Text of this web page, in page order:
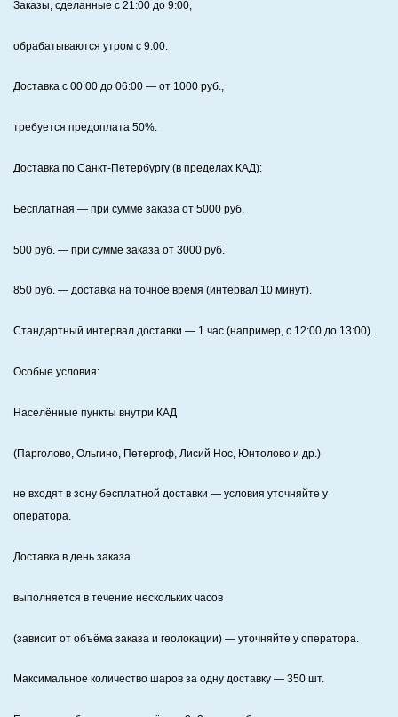
Заказы, сделанные с 21:00 до 9:00,
обрабатываются утром с 9:00.
Доставка с 00:00 до 06:00 — от 1000 руб.,
требуется предоплата 50%.
Доставка по Санкт‑Петербургу (в пределах КАД):
Бесплатная — при сумме заказа от 5000 руб.
500 руб. — при сумме заказа от 3000 руб.
850 руб. — доставка на точное время (интервал 10 минут).
Стандартный интервал доставки — 1 час (например, с 12:00 до 13:00).
Особые условия:
Населённые пункты внутри КАД
(Парголово, Ольгино, Петергоф, Лисий Нос, Юнтолово и др.)
не входят в зону бесплатной доставки — условия уточняйте у
оператора.
Доставка в день заказа
выполняется в течение нескольких часов
(зависит от объёма заказа и геолокации) — уточняйте у оператора.
Максимальное количество шаров за одну доставку — 350 шт.